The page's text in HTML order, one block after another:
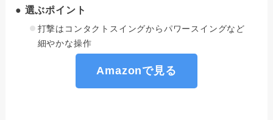
● 選ぶポイント
打撃はコンタクトスイングからパワースイングなど
細やかな操作
Amazonで見る